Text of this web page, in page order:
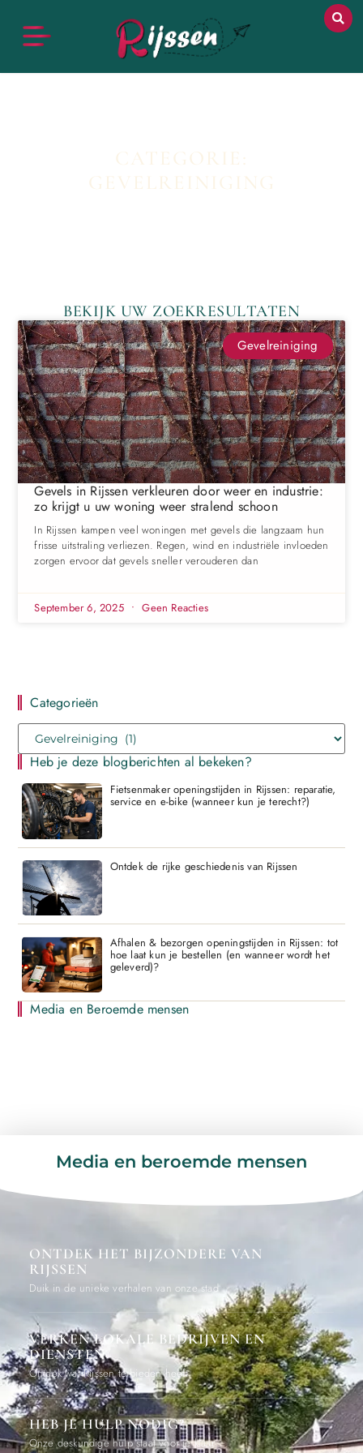
CATEGORIE:
GEVELREINIGING
BEKIJK UW ZOEKRESULTATEN
Gevelreiniging
Gevels in Rijssen verkleuren door weer en industrie:
zo krijgt u uw woning weer stralend schoon
In Rijssen kampen veel woningen met gevels die langzaam hun
frisse uitstraling verliezen. Regen, wind en industriële invloeden
zorgen ervoor dat gevels sneller verouderen dan
September 6, 2025 Geen Reacties
Categorieën
Heb je deze blogberichten al bekeken?
Fietsenmaker openingstijden in Rijssen: reparatie,
service en e-bike (wanneer kun je terecht?)
Ontdek de rijke geschiedenis van Rijssen
Afhalen & bezorgen openingstijden in Rijssen: tot
hoe laat kun je bestellen (en wanneer wordt het
geleverd)?
Media en Beroemde mensen
Media en beroemde mensen
ONTDEK HET BIJZONDERE VAN
RIJSSEN
Duik in de unieke verhalen van onze stad
VERKEN LOKALE BEDRIJVEN EN
DIENSTEN
Ontdek wat Rijssen te bieden heeft
HEB JE HULP NODIG?
Onze deskundige hulp staat voor je klaar